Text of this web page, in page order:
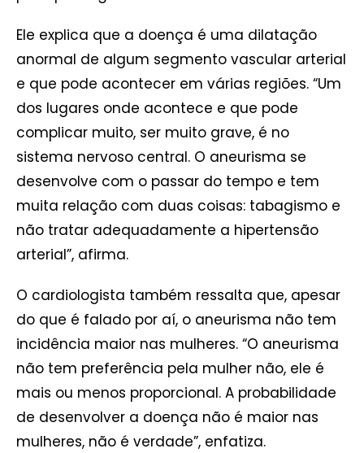
Ele explica que a doença é uma dilatação
anormal de algum segmento vascular arterial
e que pode acontecer em várias regiões. “Um
dos lugares onde acontece e que pode
complicar muito, ser muito grave, é no
sistema nervoso central. O aneurisma se
desenvolve com o passar do tempo e tem
muita relação com duas coisas: tabagismo e
não tratar adequadamente a hipertensão
arterial”, afirma.
O cardiologista também ressalta que, apesar
do que é falado por aí, o aneurisma não tem
incidência maior nas mulheres. “O aneurisma
não tem preferência pela mulher não, ele é
mais ou menos proporcional. A probabilidade
de desenvolver a doença não é maior nas
mulheres, não é verdade”, enfatiza.